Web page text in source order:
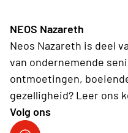
NEOS Nazareth
Neos Nazareth is deel
van ondernemende
ontmoetingen,
gezelligheid? Leer ons
Volg ons